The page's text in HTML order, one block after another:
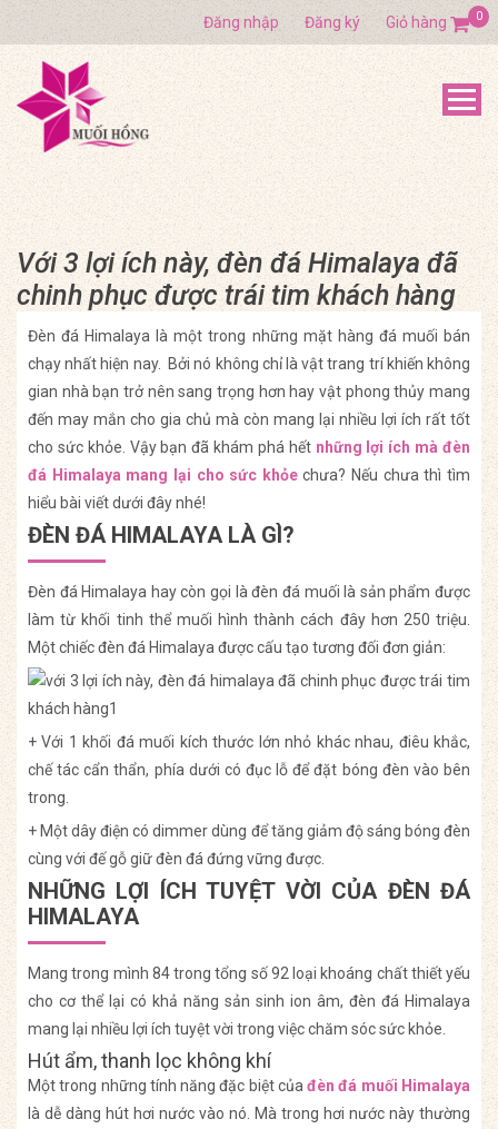
Đăng nhập Đăng ký Giỏ hàng 0
Với 3 lợi ích này, đèn đá Himalaya đã
chinh phục được trái tim khách hàng
Đèn đá Himalaya là một trong những mặt hàng đá muối bán
chạy nhất hiện nay. Bởi nó không chỉ là vật trang trí khiến không
gian nhà bạn trở nên sang trọng hơn hay vật phong thủy mang
đến may mắn cho gia chủ mà còn mang lại nhiều lợi ích rất tốt
cho sức khỏe. Vậy bạn đã khám phá hết những lợi ích mà đèn
đá Himalaya mang lại cho sức khỏechưa? Nếu chưa thì tìm
hiểu bài viết dưới đây nhé!
ĐÈN ĐÁ HIMALAYA LÀ GÌ?
Đèn đá Himalaya hay còn gọi là đèn đá muối là sản phẩm được
làm từ khối tinh thể muối hình thành cách đây hơn 250 triệu.
Một chiếc đèn đá Himalaya được cấu tạo tương đối đơn giản:
+ Với 1 khối đá muối kích thước lớn nhỏ khác nhau, điêu khắc,
chế tác cẩn thẩn, phía dưới có đục lỗ để đặt bóng đèn vào bên
trong.
+ Một dây điện có dimmer dùng để tăng giảm độ sáng bóng đèn
cùng với đế gỗ giữ đèn đá đứng vững được.
NHỮNG LỢI ÍCH TUYỆT VỜI CỦA ĐÈN ĐÁ
HIMALAYA
Mang trong mình 84 trong tổng số 92 loại khoáng chất thiết yếu
cho cơ thể lại có khả năng sản sinh ion âm, đèn đá Himalaya
mang lại nhiều lợi ích tuyệt vời trong việc chăm sóc sức khỏe.
Hút ẩm, thanh lọc không khí
Một trong những tính năng đặc biệt củađèn đá muối Himalaya
là dễ dàng hút hơi nước vào nó. Mà trong hơi nước này thường